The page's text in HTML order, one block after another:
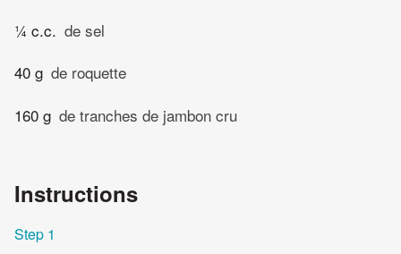
¼ c.c. de sel
40 g de roquette
160 g de tranches de jambon cru
Instructions
Step 1